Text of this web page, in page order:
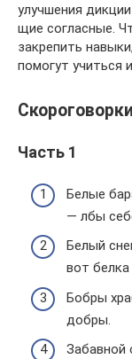
улуч­ше­ния
щие соглас­ные.
закре­пить
помо­гут учиться
Часть 1
Белые
— лбы
Белый
вот
Бобры
добры.
Забавной